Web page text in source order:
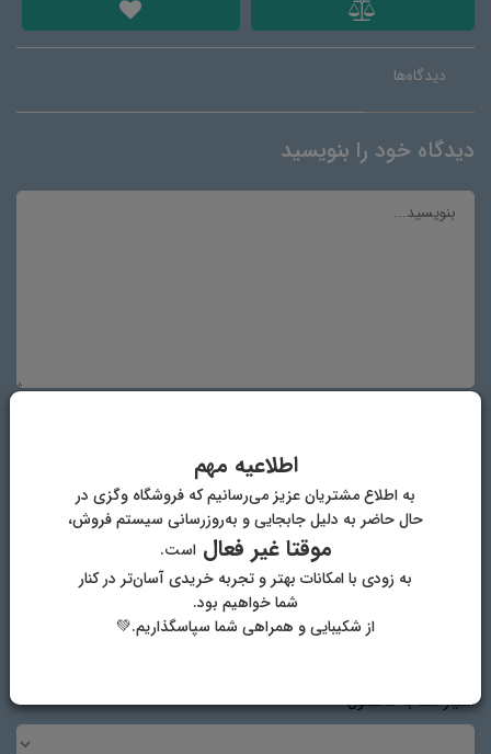
دیدگاه‌ها
دیدگاه خود را بنویسید
پست الکترونیک
امتیاز شما به محصول
اطلاعیه مهم
به اطلاع مشتریان عزیز می‌رسانیم که فروشگاه وگزی در
حال حاضر به دلیل جابجایی و به‌روزرسانی سیستم فروش،
موقتا غیر فعالاست.
به زودی با امکانات بهتر و تجربه خریدی آسان‌تر در کنار
شما خواهیم بود.
از شکیبایی و همراهی شما سپاسگذاریم.💚